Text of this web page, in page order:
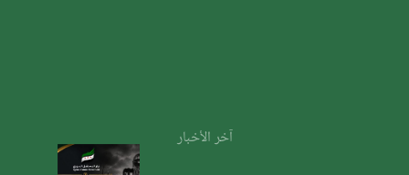
آخر الأخبار